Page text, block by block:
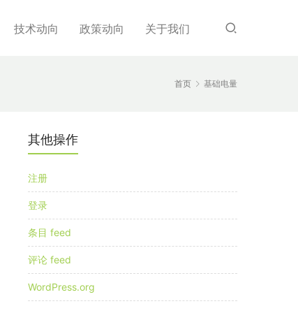
技术动向 政策动向 关于我们
首页 基础电量
其他操作
注册
登录
条目 feed
评论 feed
WordPress.org